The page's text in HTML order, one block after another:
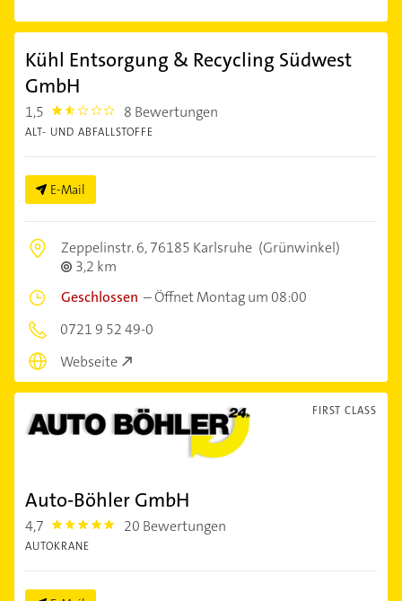
Kühl Entsorgung & Recycling Südwest
GmbH
1,5 1.5 8 Bewertungen
ALT- UND ABFALLSTOFFE
E-Mail
Zeppelinstr. 6,76185 Karlsruhe (Grünwinkel)
3,2 km
Geschlossen –Öffnet Montag um 08:00
0721 9 52 49-0
Webseite
FIRST CLASS
Auto-Böhler GmbH
4,7 4.7000003 20 Bewertungen
AUTOKRANE